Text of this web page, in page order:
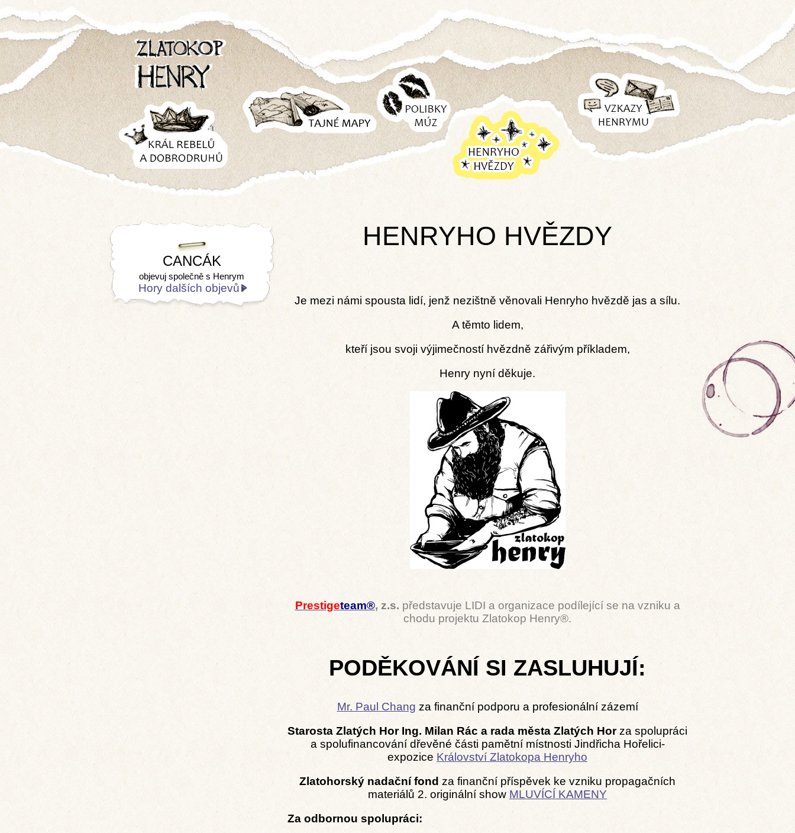
KRÁL REBELŮ
A
DOBRODRUHŮ
TAJNÉ
MAPY
POLIBKY
MÚZ
HENRYHO
HVĚZDY
VZKAZY
HENRYMU
CANCÁK
objevuj společně s Henrym
Hory dalších objevů
HENRYHO HVĚZDY
Je mezi námi spousta lidí, jenž nezištně věnovali Henryho hvězdě jas a sílu.
A těmto lidem,
kteří jsou svoji výjimečností hvězdně zářivým příkladem,
Henry nyní děkuje.
Prestigeteam®, z.s. představuje LIDI a organizace podílející se na vzniku a
chodu projektu Zlatokop Henry®.
PODĚKOVÁNÍ SI ZASLUHUJÍ:
Mr. Paul Chang za finanční podporu a profesionální zázemí
Starosta Zlatých Hor Ing. Milan Rác a rada města Zlatých Horza spolupráci
a spolufinancování dřevěné části pamětní místnosti Jindřicha Hořelici-
expozice Království Zlatokopa Henryho
Zlatohorský nadační fond za finanční příspěvek ke vzniku propagačních
materiálů 2. originální show MLUVÍCÍ KAMENY
Za odbornou spolupráci: